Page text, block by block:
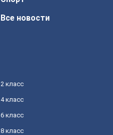
Все новости
2 класс
4 класс
6 класс
8 класс